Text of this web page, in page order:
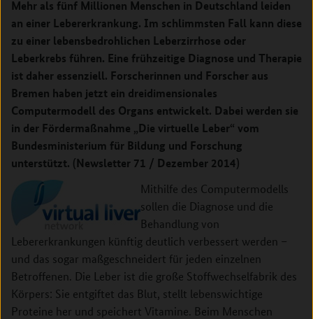
Mehr als fünf Millionen Menschen in Deutschland leiden
an einer Lebererkrankung. Im schlimmsten Fall kann diese
zu einer lebensbedrohlichen Leberzirrhose oder
Leberkrebs führen. Eine frühzeitige Diagnose und Therapie
ist daher essenziell. Forscherinnen und Forscher aus
Bremen haben jetzt ein dreidimensionales
Computermodell des Organs entwickelt. Dabei werden sie
in der Fördermaßnahme „Die virtuelle Leber“ vom
Bundesministerium für Bildung und Forschung
unterstützt. (Newsletter 71 / Dezember 2014)
Mithilfe des Computermodells
sollen die Diagnose und die
Behandlung von
Lebererkrankungen künftig deutlich verbessert werden –
und das sogar maßgeschneidert für jeden einzelnen
Betroffenen. Die Leber ist die große Stoffwechselfabrik des
Körpers: Sie entgiftet das Blut, stellt lebenswichtige
Proteine her und speichert Vitamine. Beim Menschen